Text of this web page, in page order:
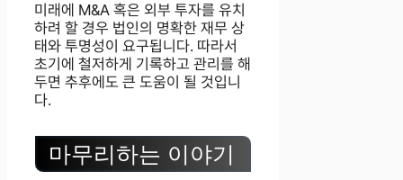
미래에 M&A 혹은 외부 투자를 유치
하려 할 경우 법인의 명확한 재무 상
태와 투명성이 요구됩니다. 따라서
초기에 철저하게 기록하고 관리를 해
두면 추후에도 큰 도움이 될 것입니
다.
마무리하는 이야기